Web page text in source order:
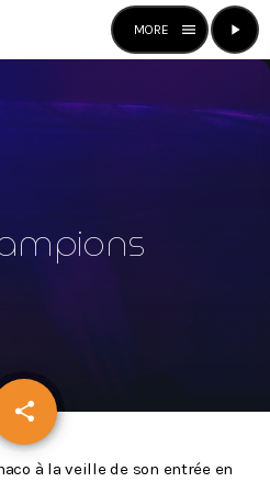
menu
play_arrow
close
share
email
à la veille de son entrée en